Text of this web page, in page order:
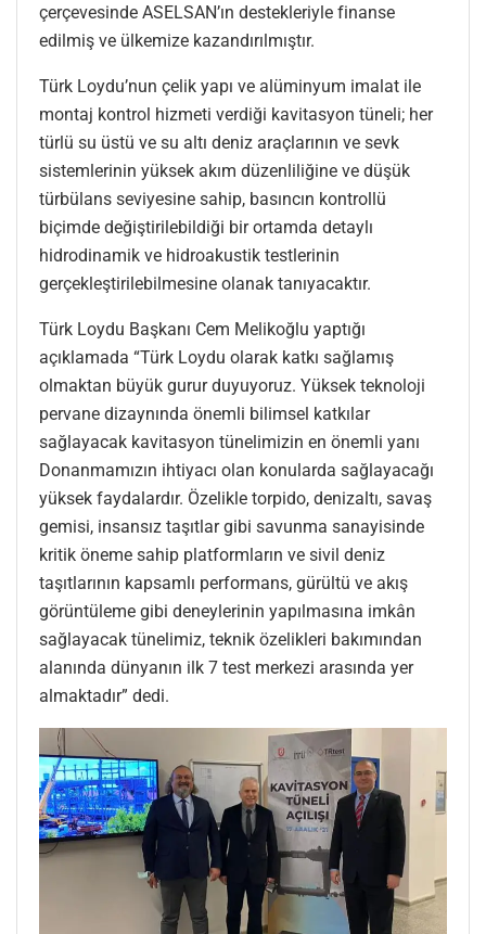
çerçevesinde ASELSAN’ın destekleriyle finanse
edilmiş ve ülkemize kazandırılmıştır.
Türk Loydu’nun çelik yapı ve alüminyum imalat ile
montaj kontrol hizmeti verdiği kavitasyon tüneli; her
türlü su üstü ve su altı deniz araçlarının ve sevk
sistemlerinin yüksek akım düzenliliğine ve düşük
türbülans seviyesine sahip, basıncın kontrollü
biçimde değiştirilebildiği bir ortamda detaylı
hidrodinamik ve hidroakustik testlerinin
gerçekleştirilebilmesine olanak tanıyacaktır.
Türk Loydu Başkanı Cem Melikoğlu yaptığı
açıklamada “Türk Loydu olarak katkı sağlamış
olmaktan büyük gurur duyuyoruz. Yüksek teknoloji
pervane dizaynında önemli bilimsel katkılar
sağlayacak kavitasyon tünelimizin en önemli yanı
Donanmamızın ihtiyacı olan konularda sağlayacağı
yüksek faydalardır. Özelikle torpido, denizaltı, savaş
gemisi, insansız taşıtlar gibi savunma sanayisinde
kritik öneme sahip platformların ve sivil deniz
taşıtlarının kapsamlı performans, gürültü ve akış
görüntüleme gibi deneylerinin yapılmasına imkân
sağlayacak tünelimiz, teknik özelikleri bakımından
alanında dünyanın ilk 7 test merkezi arasında yer
almaktadır” dedi.